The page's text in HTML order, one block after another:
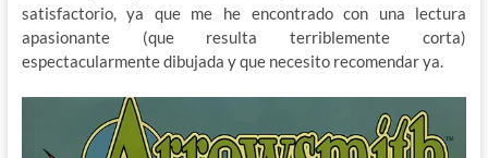
satisfactorio, ya que me he encontrado con una lectura
apasionante (que resulta terriblemente corta)
espectacularmente dibujada y que necesito recomendar ya.